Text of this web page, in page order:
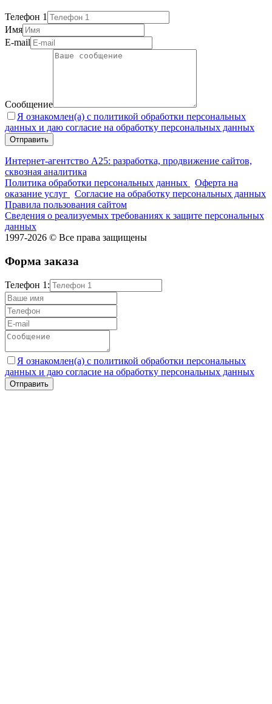
Телефон 1
Имя
E-mail
Сообщение
Я ознакомлен(а) с политикой обработки персональных
данных и даю согласие на обработку персональных данных
Интернет-агентство А25: разработка, продвижение сайтов,
сквозная аналитика
Политика обработки персональных данных
Оферта на
оказание услуг
Согласие на обработку персональных данных
Правила пользования сайтом
Сведения о реализуемых требованиях к защите персональных
данных
1997-2026 © Все права защищены
Форма заказа
Телефон 1:
Я ознакомлен(а) с политикой обработки персональных
данных и даю согласие на обработку персональных данных